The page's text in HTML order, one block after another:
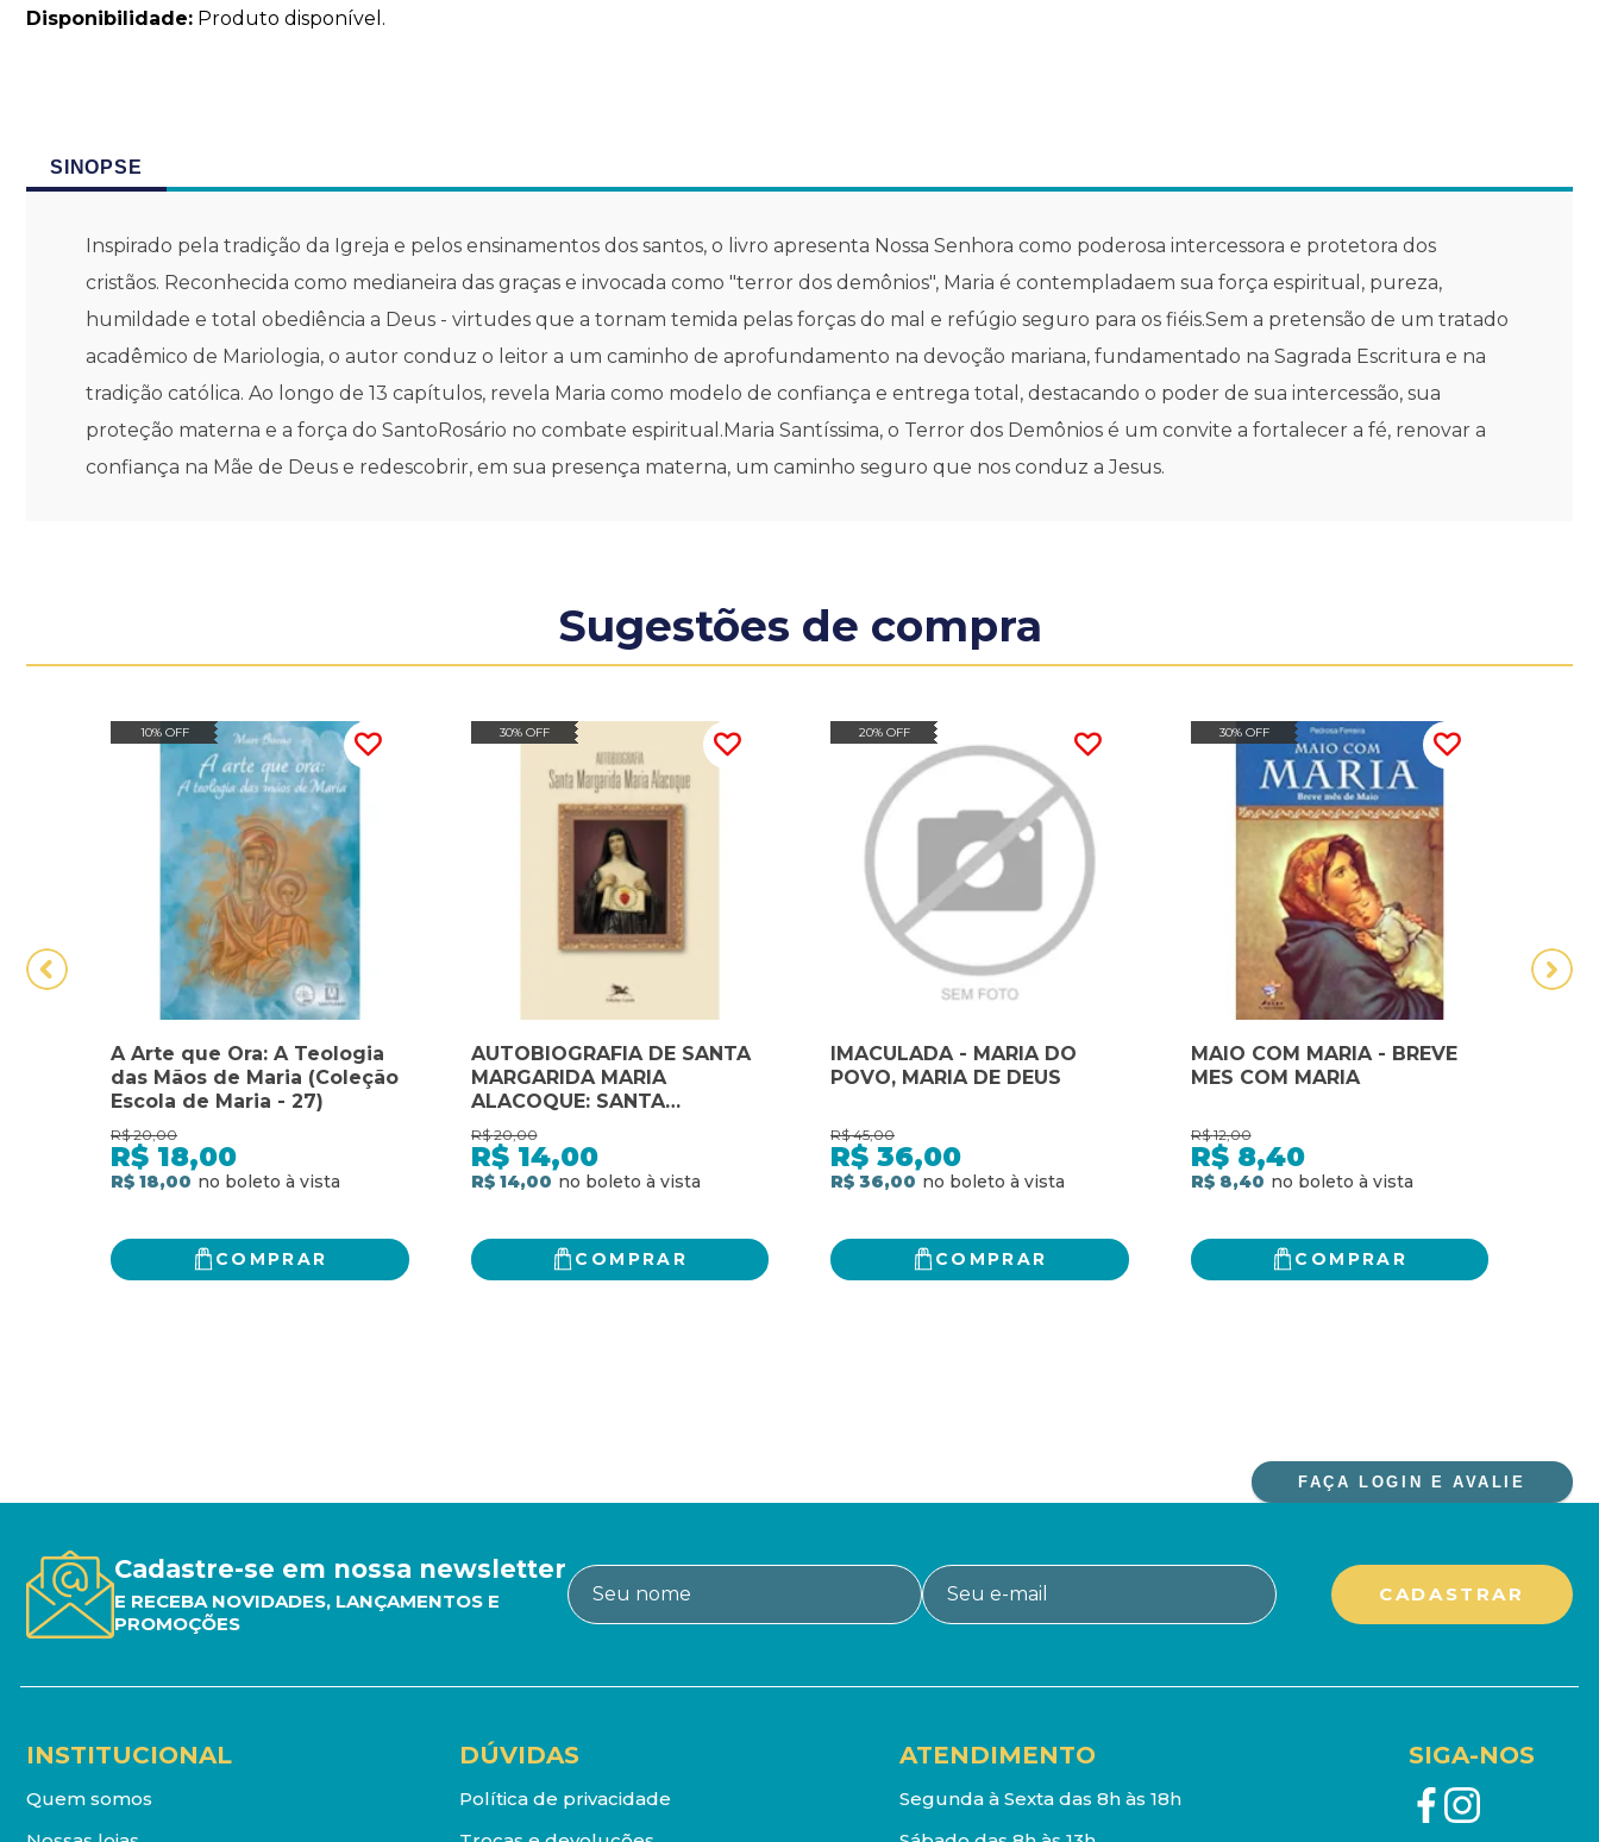
Disponibilidade: Produto disponível.
SINOPSE
Inspirado pela tradição da Igreja e pelos ensinamentos dos santos, o livro apresenta Nossa Senhora como poderosa intercessora e protetora dos
cristãos. Reconhecida como medianeira das graças e invocada como "terror dos demônios", Maria é contempladaem sua força espiritual, pureza,
humildade e total obediência a Deus - virtudes que a tornam temida pelas forças do mal e refúgio seguro para os fiéis.Sem a pretensão de um tratado
acadêmico de Mariologia, o autor conduz o leitor a um caminho de aprofundamento na devoção mariana, fundamentado na Sagrada Escritura e na
tradição católica. Ao longo de 13 capítulos, revela Maria como modelo de confiança e entrega total, destacando o poder de sua intercessão, sua
proteção materna e a força do SantoRosário no combate espiritual.Maria Santíssima, o Terror dos Demônios é um convite a fortalecer a fé, renovar a
confiança na Mãe de Deus e redescobrir, em sua presença materna, um caminho seguro que nos conduz a Jesus.
Sugestões de compra
10% OFF
A Arte que Ora: A Teologia
das Mãos de Maria (Coleção
Escola de Maria - 27)
R$ 20,00
R$ 18,00
R$ 18,00
COMPRAR
30% OFF
AUTOBIOGRAFIA DE SANTA
MARGARIDA MARIA
ALACOQUE: SANTA
MARGARIDA MARIA
ALACOQUE
R$ 20,00
R$ 14,00
R$ 14,00
COMPRAR
20% OFF
IMACULADA - MARIA DO
POVO, MARIA DE DEUS
R$ 45,00
R$ 36,00
R$ 36,00
COMPRAR
30% OFF
MAIO COM MARIA - BREVE
MES COM MARIA
R$ 12,00
R$ 8,40
R$ 8,40
COMPRAR
FAÇA LOGIN E AVALIE
Cadastre-se em nossa newsletter
E RECEBA NOVIDADES, LANÇAMENTOS E
PROMOÇÕES
INSTITUCIONAL
Quem somos
DÚVIDAS
Política de privacidade
ATENDIMENTO
Segunda à Sexta das 8h às 18h
SIGA-NOS